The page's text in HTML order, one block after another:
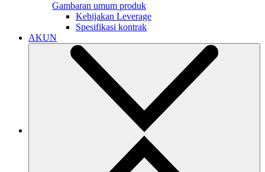
Gambaran umum produk
Kebijakan Leverage
Spesifikasi kontrak
AKUN